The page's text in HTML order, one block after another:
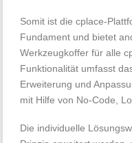
Somit ist die cplace-
Fundament und bietet
Werkzeugkoffer für alle
Funktionalität umfasst
Erweiterung und
mit Hilfe von No-Code,
Die individuelle